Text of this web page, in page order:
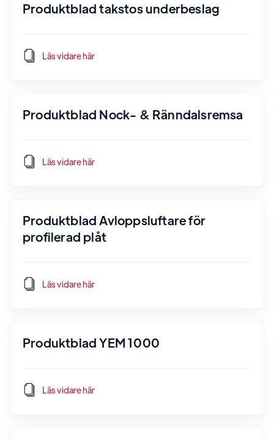
Produktblad takstos underbeslag
Läs vidare här
Produktblad Nock- & Ränndalsremsa
Läs vidare här
Produktblad Avloppsluftare för
profilerad plåt
Läs vidare här
Produktblad YEM 1000
Läs vidare här